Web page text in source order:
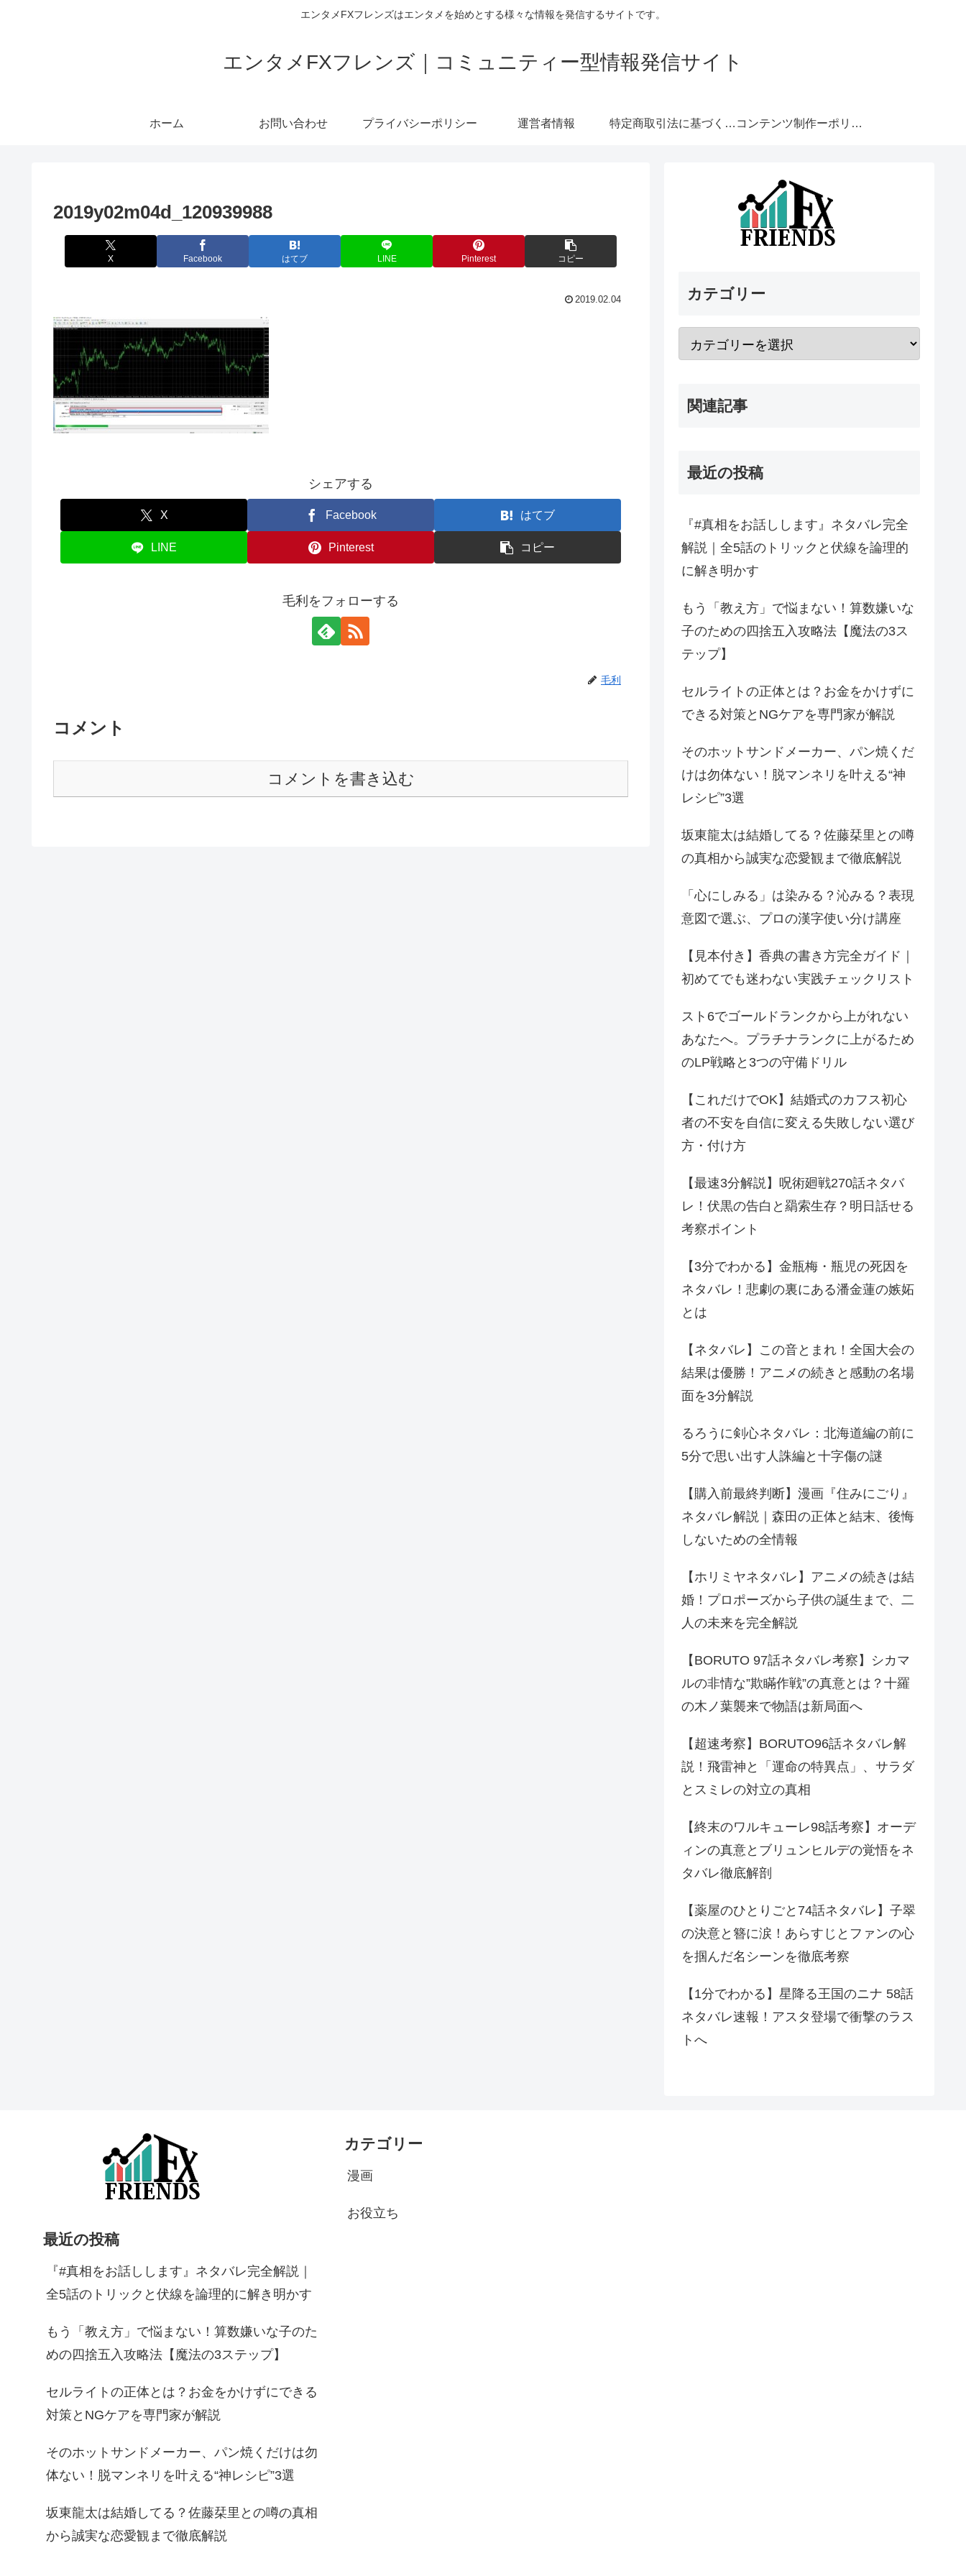
エンタメFXフレンズはエンタメを始めとする様々な情報を発信するサイトです。
エンタメFXフレンズ｜コミュニティー型情報発信サイト
ホーム お問い合わせ プライバシーポリシー 運営者情報 特定商取引法に基づく表記 コンテンツ制作ーポリシー
2019y02m04d_120939988
X Facebook はてブ LINE Pinterest コピー
2019.02.04
シェアする
X Facebook はてブ
LINE Pinterest コピー
毛利をフォローする
毛利
コメント
コメントを書き込む
カテゴリー
関連記事
最近の投稿
『#真相をお話しします』ネタバレ完全
解説｜全5話のトリックと伏線を論理的
に解き明かす
もう「教え方」で悩まない！算数嫌いな
子のための四捨五入攻略法【魔法の3ス
テップ】
セルライトの正体とは？お金をかけずに
できる対策とNGケアを専門家が解説
そのホットサンドメーカー、パン焼くだ
けは勿体ない！脱マンネリを叶える“神
レシピ”3選
坂東龍太は結婚してる？佐藤栞里との噂
の真相から誠実な恋愛観まで徹底解説
「心にしみる」は染みる？沁みる？表現
意図で選ぶ、プロの漢字使い分け講座
【見本付き】香典の書き方完全ガイド｜
初めてでも迷わない実践チェックリスト
スト6でゴールドランクから上がれない
あなたへ。プラチナランクに上がるため
のLP戦略と3つの守備ドリル
【これだけでOK】結婚式のカフス初心
者の不安を自信に変える失敗しない選び
方・付け方
【最速3分解説】呪術廻戦270話ネタバ
レ！伏黒の告白と羂索生存？明日話せる
考察ポイント
【3分でわかる】金瓶梅・瓶児の死因を
ネタバレ！悲劇の裏にある潘金蓮の嫉妬
とは
【ネタバレ】この音とまれ！全国大会の
結果は優勝！アニメの続きと感動の名場
面を3分解説
るろうに剣心ネタバレ：北海道編の前に
5分で思い出す人誅編と十字傷の謎
【購入前最終判断】漫画『住みにごり』
ネタバレ解説｜森田の正体と結末、後悔
しないための全情報
【ホリミヤネタバレ】アニメの続きは結
婚！プロポーズから子供の誕生まで、二
人の未来を完全解説
【BORUTO 97話ネタバレ考察】シカマ
ルの非情な”欺瞞作戦”の真意とは？十羅
の木ノ葉襲来で物語は新局面へ
【超速考察】BORUTO96話ネタバレ解
説！飛雷神と「運命の特異点」、サラダ
とスミレの対立の真相
【終末のワルキューレ98話考察】オーデ
ィンの真意とブリュンヒルデの覚悟をネ
タバレ徹底解剖
【薬屋のひとりごと74話ネタバレ】子翠
の決意と簪に涙！あらすじとファンの心
を掴んだ名シーンを徹底考察
【1分でわかる】星降る王国のニナ 58話
ネタバレ速報！アスタ登場で衝撃のラス
トへ
最近の投稿
『#真相をお話しします』ネタバレ完全解説｜
全5話のトリックと伏線を論理的に解き明かす
もう「教え方」で悩まない！算数嫌いな子のた
めの四捨五入攻略法【魔法の3ステップ】
セルライトの正体とは？お金をかけずにできる
対策とNGケアを専門家が解説
そのホットサンドメーカー、パン焼くだけは勿
体ない！脱マンネリを叶える“神レシピ”3選
坂東龍太は結婚してる？佐藤栞里との噂の真相
から誠実な恋愛観まで徹底解説
カテゴリー
漫画
お役立ち